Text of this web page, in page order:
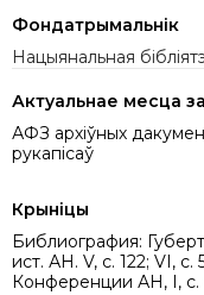
Фондатрымальнік
Нацыянальная
Актуальнае месца
АФЗ архіўных
рукапісаў
Крыніцы
Библиография:
ист. АН. V, с. 122; VI,
Конференции АН, І,